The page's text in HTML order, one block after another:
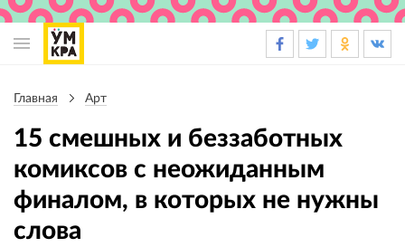
навигации
Главная Арт
15 смешных и беззаботных
комиксов с неожиданным
финалом, в которых не нужны
слова